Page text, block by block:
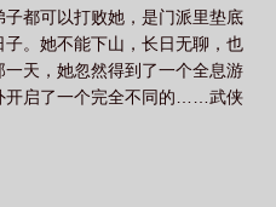
都可以打败她，是门派里垫底
。她不能下山，长日无聊，也
天，她忽然得到了一个全息游
开启了一个完全不同的……武侠
现实中修炼……于是——江湖第